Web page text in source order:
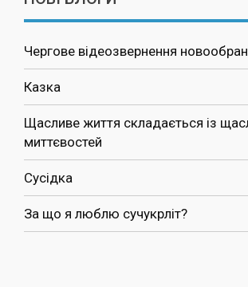
Чергове відеозвернення
Казка
Щасливе життя складається із
миттєвостей
Сусідка
За що я люблю сучукрліт?